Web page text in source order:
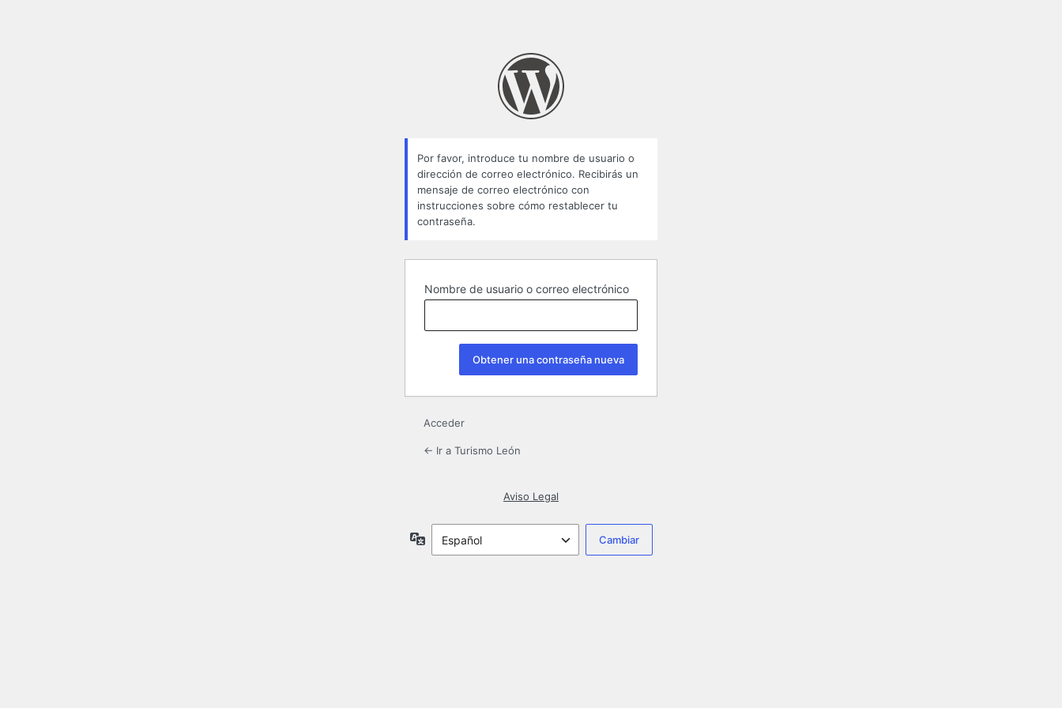
Por favor, introduce tu nombre de usuario o
dirección de correo electrónico. Recibirás un
mensaje de correo electrónico con
instrucciones sobre cómo restablecer tu
contraseña.
Nombre de usuario o correo electrónico
Acceder
← Ir a Turismo León
Aviso Legal
Idioma